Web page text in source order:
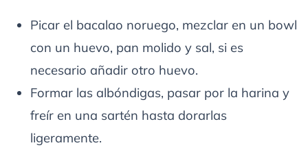
Picar el bacalao noruego, mezclar en un bowl
con un huevo, pan molido y sal, si es
necesario añadir otro huevo.
Formar las albóndigas, pasar por la harina y
freír en una sartén hasta dorarlas
ligeramente.